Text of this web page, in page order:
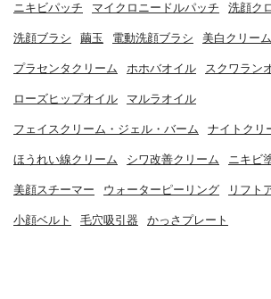
ニキビパッチ マイクロニードルパッチ 洗顔ク
洗顔ブラシ 繭玉 電動洗顔ブラシ 美白クリーム
プラセンタクリーム ホホバオイル スクワラン
ローズヒップオイル マルラオイル
フェイスクリーム・ジェル・バーム ナイトクリ
ほうれい線クリーム シワ改善クリーム ニキビ
美顔スチーマー ウォーターピーリング リフト
小顔ベルト 毛穴吸引器 かっさプレート